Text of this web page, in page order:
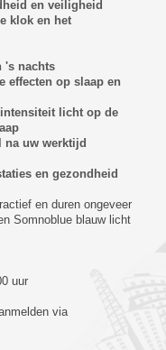
en veiligheid
klok en het
's nachts
effecten op slaap en
licht op de
na uw werktijd
en gezondheid
en duren ongeveer
Somnoblue blauw licht
uur
via